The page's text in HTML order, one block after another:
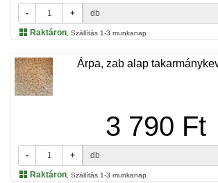
- + db
Raktáron , Szállítás 1-3 munkanap
Árpa, zab alap
3 790 Ft
- + db
Raktáron , Szállítás 1-3 munkanap